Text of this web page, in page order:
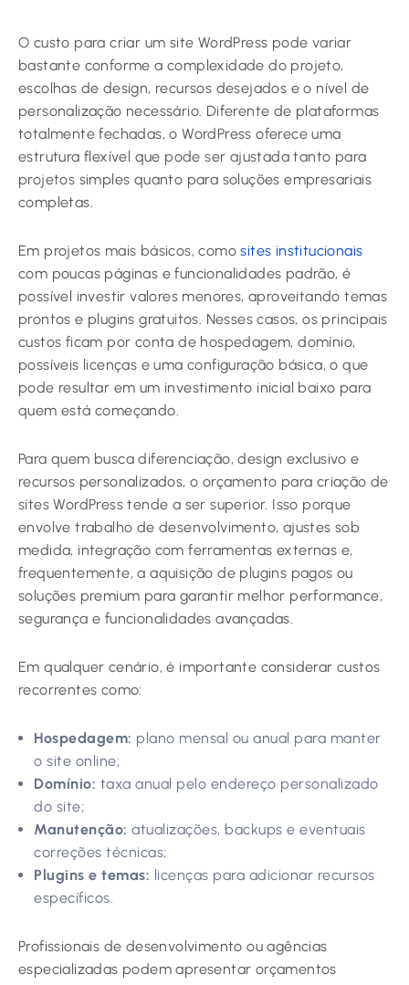
O custo para criar um site WordPress pode variar
bastante conforme a complexidade do projeto,
escolhas de design, recursos desejados e o nível de
personalização necessário. Diferente de plataformas
totalmente fechadas, o WordPress oferece uma
estrutura flexível que pode ser ajustada tanto para
projetos simples quanto para soluções empresariais
completas.
Em projetos mais básicos, comosites institucionais
com poucas páginas e funcionalidades padrão, é
possível investir valores menores, aproveitando temas
prontos e plugins gratuitos. Nesses casos, os principais
custos ficam por conta de hospedagem, domínio,
possíveis licenças e uma configuração básica, o que
pode resultar em um investimento inicial baixo para
quem está começando.
Para quem busca diferenciação, design exclusivo e
recursos personalizados, o orçamento para criação de
sites WordPress tende a ser superior. Isso porque
envolve trabalho de desenvolvimento, ajustes sob
medida, integração com ferramentas externas e,
frequentemente, a aquisição de plugins pagos ou
soluções premium para garantir melhor performance,
segurança e funcionalidades avançadas.
Em qualquer cenário, é importante considerar custos
recorrentes como:
Hospedagem: plano mensal ou anual para manter
o site online;
Domínio: taxa anual pelo endereço personalizado
do site;
Manutenção: atualizações, backups e eventuais
correções técnicas;
Plugins e temas: licenças para adicionar recursos
específicos.
Profissionais de desenvolvimento ou agências
especializadas podem apresentar orçamentos